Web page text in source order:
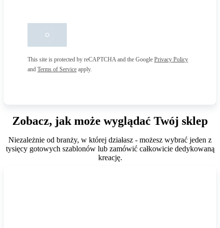
This site is protected by reCAPTCHA and the Google Privacy Policy
and Terms of Service apply.
Zobacz, jak może wyglądać Twój sklep
Niezależnie od branży, w której działasz - możesz wybrać jeden z
tysięcy gotowych szablonów lub zamówić całkowicie dedykowaną
kreację.